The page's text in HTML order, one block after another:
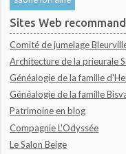
Sites Web
Comité de jumelage
Architecture de la prieurale
Généalogie de la famille
Généalogie de la famille
Patrimoine en blog
Compagnie L'Odyssée
Le Salon Beige